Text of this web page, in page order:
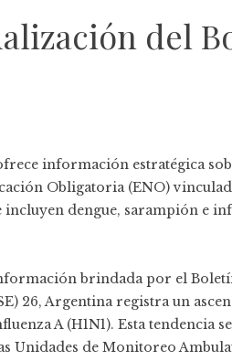
del
información estratégica
Obligatoria (ENO)
incluyen dengue, sarampión e
brindada por el
26, Argentina registra un
A (H1N1). Esta tendencia
Unidades de Monitoreo